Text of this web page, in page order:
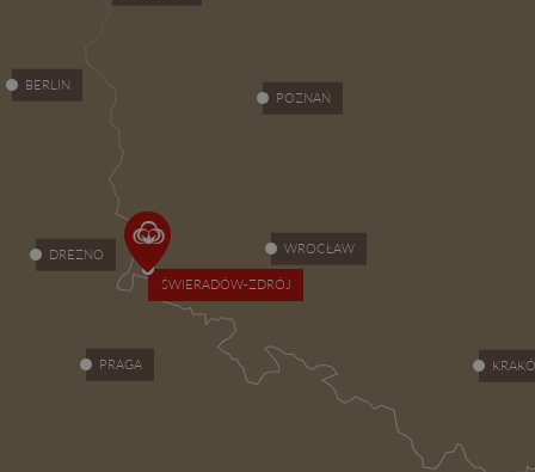
ŚWIERADÓW-ZDRÓJ
WROCŁAW
POZNAŃ
BERLIN
PRAGA
DREZNO